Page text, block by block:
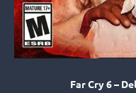
Far Cry 6 –